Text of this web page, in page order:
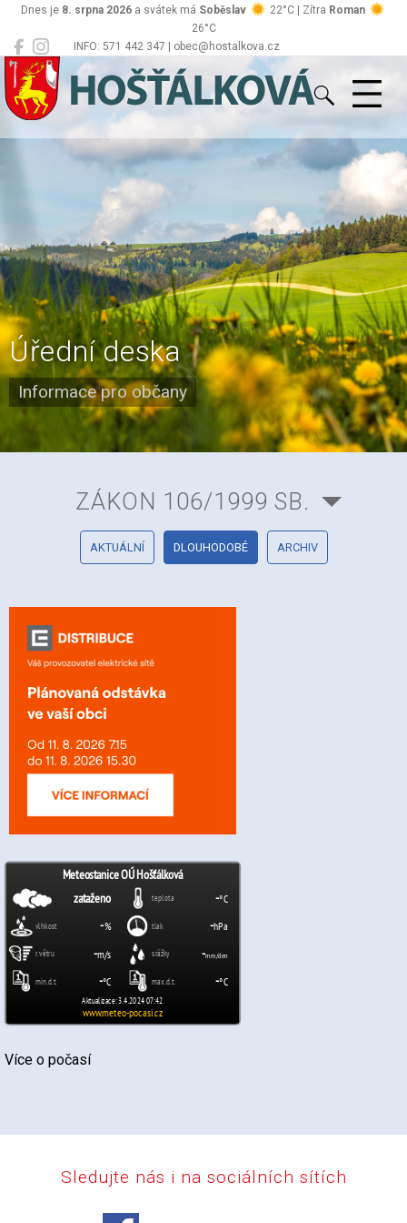
INFO: 571 442 347 | obec@hostalkova.cz
Dnes je 8. srpna 2026 a svátek má Soběslav 22°C | Zítra Roman
26°C
Hošťálková
Úřední deska
Informace pro občany
Více o počasí
ZÁKON 106/1999 SB.
AKTUÁLNÍ DLOUHODOBÉ ARCHIV
Sledujte nás i na sociálních sítích